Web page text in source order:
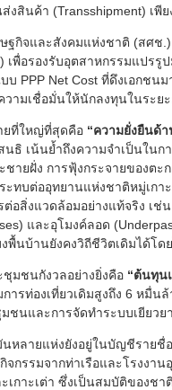
สินค้า (Transshipment) เพีย
กิจและสังคมแห่งชาติ (สศช.)
เพื่อรองรับอุตสาหกรรมแปร
บ PPP Net Cost ที่ดึงเอกชน
วามเชื่อมั่นให้นักลงทุนในระย
ยที่ใหญ่ที่สุดคือ “ความยั่งยืนด้
ธิ เน้นย้ำถึงความจำเป็นในก
ชายฝั่ง การฟุ้งกระจายของ
ทบต่ออุทยานแห่งชาติหมู่เกา
ต่อสิ่งแวดล้อมอย่างแท้จริง เ
และอุโมงค์ลอด
พื้นบ้านยังคงวิถีชีวิตเดิมได้โด
มชนกังวลอย่างยิ่งคือ “ต้นทุน
ารท่องเที่ยวเดิมสูงถึง 6 หมื่
นและการจัดทำระบบเยียวย
หลายแห่งยังอยู่ในบัญชีรายชื่
จกรรมจากท่าเรือและโรงง
เกาะเต่า ซึ่งเป็นสมบัติของช